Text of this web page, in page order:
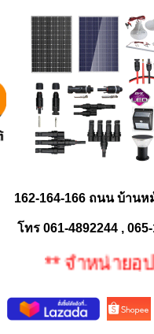
162-164-166 ถนน บ้าน
โทร 061-4892244 ,
** จำหน่ายอุปก